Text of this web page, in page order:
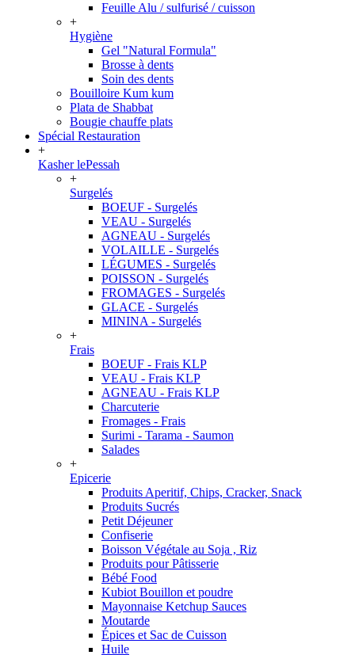
Feuille Alu / sulfurisé / cuisson
+
Hygiène
Gel "Natural Formula"
Brosse à dents
Soin des dents
Bouilloire Kum kum
Plata de Shabbat
Bougie chauffe plats
Spécial Restauration
+
Kasher lePessah
+
Surgelés
BOEUF - Surgelés
VEAU - Surgelés
AGNEAU - Surgelés
VOLAILLE - Surgelés
LÉGUMES - Surgelés
POISSON - Surgelés
FROMAGES - Surgelés
GLACE - Surgelés
MININA - Surgelés
+
Frais
BOEUF - Frais KLP
VEAU - Frais KLP
AGNEAU - Frais KLP
Charcuterie
Fromages - Frais
Surimi - Tarama - Saumon
Salades
+
Epicerie
Produits Aperitif, Chips, Cracker, Snack
Produits Sucrés
Petit Déjeuner
Confiserie
Boisson Végétale au Soja , Riz
Produits pour Pâtisserie
Bébé Food
Kubiot Bouillon et poudre
Mayonnaise Ketchup Sauces
Moutarde
Épices et Sac de Cuisson
Huile